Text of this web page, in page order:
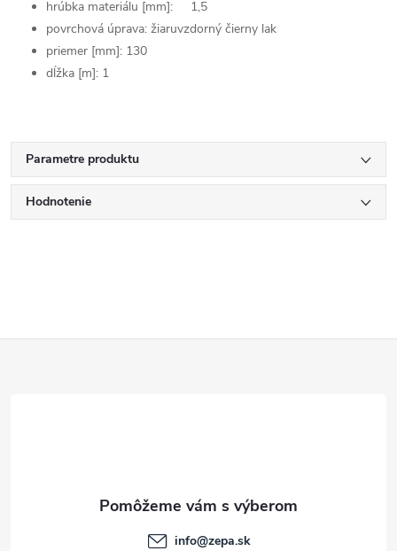
hrúbka materiálu [mm]: 1,5
povrchová úprava: žiaruvzdorný čierny lak
priemer [mm]: 130
dĺžka [m]: 1
Parametre produktu
Hodnotenie
info@zepa.sk